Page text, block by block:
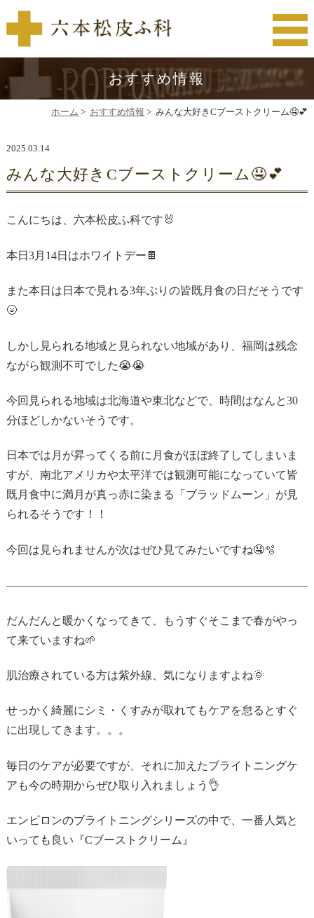
おすすめ情報
ホーム > おすすめ情報 > みんな大好きCブーストクリーム🤤💕
2025.03.14
みんな大好きCブーストクリーム🤤💕
こんにちは、六本松皮ふ科です🐰
本日3月14日はホワイトデー🍫
また本日は日本で見れる3年ぶりの皆既月食の日だそうです
🌝
しかし見られる地域と見られない地域があり、福岡は残念
ながら観測不可でした😭😭
今回見られる地域は北海道や東北などで、時間はなんと30
分ほどしかないそうです。
日本では月が昇ってくる前に月食がほぼ終了してしまいま
すが、南北アメリカや太平洋では観測可能になっていて皆
既月食中に満月が真っ赤に染まる「ブラッドムーン」が見
られるそうです！！
今回は見られませんが次はぜひ見てみたいですね🤤🫧
だんだんと暖かくなってきて、もうすぐそこまで春がやっ
て来ていますね🌱
肌治療されている方は紫外線、気になりますよね🌞
せっかく綺麗にシミ・くすみが取れてもケアを怠るとすぐ
に出現してきます。。。
毎日のケアが必要ですが、それに加えたブライトニングケ
アも今の時期からぜひ取り入れましょう👌
エンビロンのブライトニングシリーズの中で、一番人気と
いっても良い『Cブーストクリーム』